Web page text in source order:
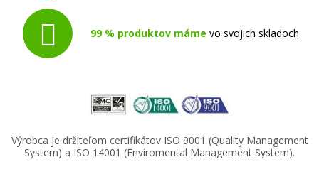
99 % produktov máme vo svojich skladoch
Výrobca je držiteľom certifikátov ISO 9001 (Quality Management
System) a ISO 14001 (Enviromental Management System).